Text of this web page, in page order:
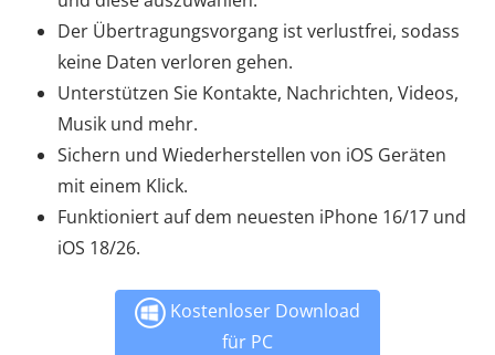
Der Übertragungsvorgang ist verlustfrei, sodass
keine Daten verloren gehen.
Unterstützen Sie Kontakte, Nachrichten, Videos,
Musik und mehr.
Sichern und Wiederherstellen von iOS Geräten
mit einem Klick.
Funktioniert auf dem neuesten iPhone 16/17 und
iOS 18/26.
Kostenloser Download
für PC